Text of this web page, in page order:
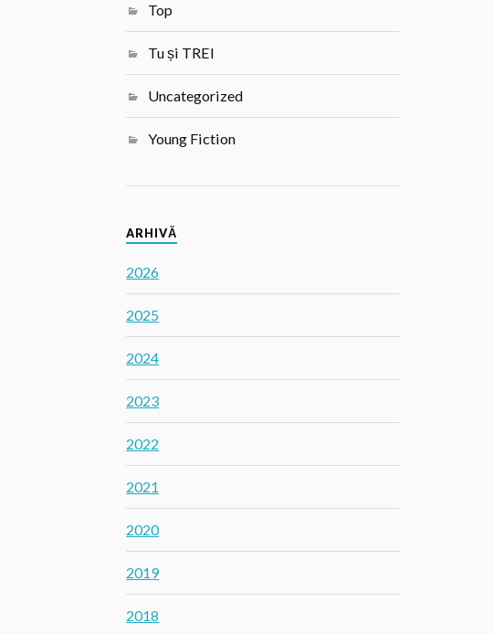
Top
Tu și TREI
Uncategorized
Young Fiction
ARHIVĂ
2026
2025
2024
2023
2022
2021
2020
2019
2018